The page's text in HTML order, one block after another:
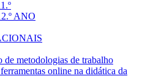
ANO
de metodologias de trabalho
online na didática da